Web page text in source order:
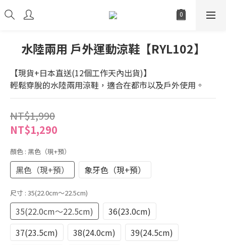
水陸兩用 戶外運動涼鞋【RYL102】
【現貨+日本直送(12個工作天內出貨)】
輕鬆穿脫的水陸兩用涼鞋，適合在都市以及戶外使用。
NT$1,990
NT$1,290
顏色 : 黑色（現+預）
黑色（現+預） 象牙色（現+預）
尺寸 : 35(22.0cm～22.5cm)
35(22.0cm～22.5cm)
36(23.0cm)
37(23.5cm)
38(24.0cm)
39(24.5cm)